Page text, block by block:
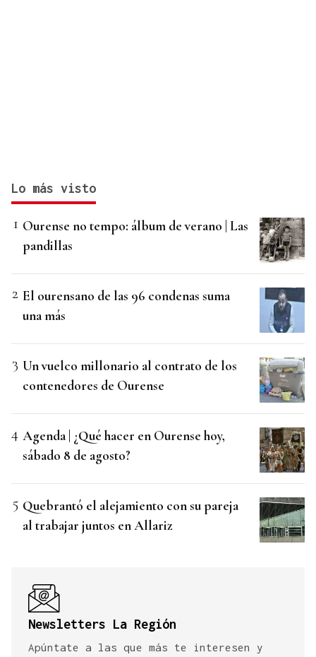
Lo más visto
Ourense no tempo: álbum de verano | Las
pandillas
El ourensano de las 96 condenas suma
una más
Un vuelco millonario al contrato de los
contenedores de Ourense
Agenda | ¿Qué hacer en Ourense hoy,
sábado 8 de agosto?
Quebrantó el alejamiento con su pareja
al trabajar juntos en Allariz
Newsletters La Región
Apúntate a las que más te interesen y